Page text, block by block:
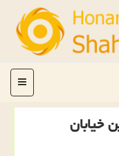
منو
خیابان